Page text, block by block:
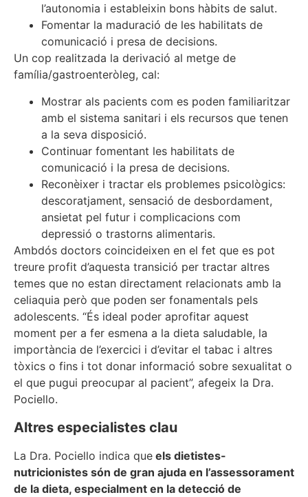
l’autonomia i estableixin bons hàbits de salut.
Fomentar la maduració de les habilitats de
comunicació i presa de decisions.
Un cop realitzada la derivació al metge de
família/gastroenteròleg, cal:
Mostrar als pacients com es poden familiaritzar
amb el sistema sanitari i els recursos que tenen
a la seva disposició.
Continuar fomentant les habilitats de
comunicació i la presa de decisions.
Reconèixer i tractar els problemes psicològics:
descoratjament, sensació de desbordament,
ansietat pel futur i complicacions com
depressió o trastorns alimentaris.
Ambdós doctors coincideixen en el fet que es pot
treure profit d’aquesta transició per tractar altres
temes que no estan directament relacionats amb la
celiaquia però que poden ser fonamentals pels
adolescents. “És ideal poder aprofitar aquest
moment per a fer esmena a la dieta saludable, la
importància de l’exercici i d’evitar el tabac i altres
tòxics o fins i tot donar informació sobre sexualitat o
el que pugui preocupar al pacient”, afegeix la Dra.
Pociello.
Altres especialistes clau
La Dra. Pociello indica que els dietistes-
nutricionistes són de gran ajuda en l’assessorament
de la dieta, especialment en la detecció de